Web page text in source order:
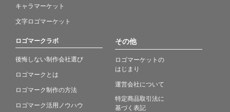
キャラマーケット
文字ロゴマーケット
ロゴマークラボ
後悔しない制作会社選び
ロゴマークとは
ロゴマーク制作の方法
ロゴマーク活用ノウハウ
その他
ロゴマーケットの
はじまり
運営会社について
特定商品取引法に
基づく表記